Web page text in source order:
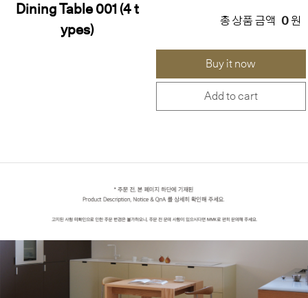
Dining Table 001 (4 t
ypes)
총 상품 금액 0 원
Buy it now
Add to cart